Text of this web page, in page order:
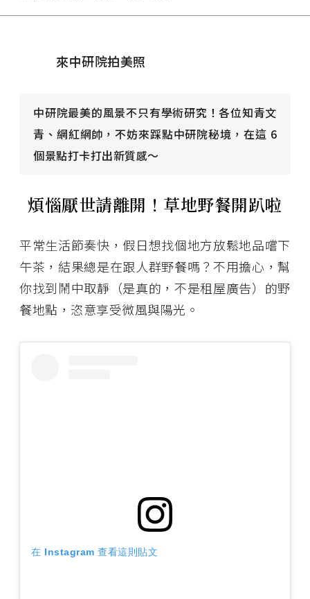
來中研院拍美照
中研院最美的風景不只有學術研究！各位知青文
青、網紅網帥，不妨來踩點中研院秘境，在這 6
個景點打卡打出新質感～
煩惱厭世請離開！草地野餐開趴啦
平常生活節奏快，假日想找個地方放鬆地品嚐下
午茶，結果總是在跟人群野餐嗎？不用擔心，幫
你找到鬧中取靜（是真的，不是租屋廣告）的野
餐地點，恣意享受微風與陽光。
在 Instagram 查看這則貼文